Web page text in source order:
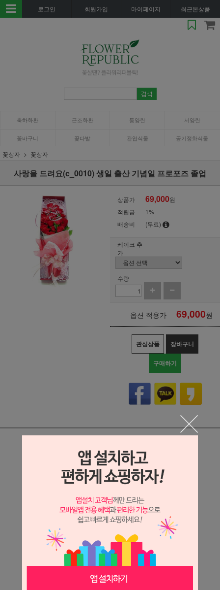
로그인 회원가입 마이페이지 최근본상품
축하화환 근조화환 동양란 서양란
꽃바구니 꽃다발 관엽식물 공기정화식물
꽃상자 꽃상자
사랑을 드려요(c_0010) 생일 출산 기념일 프로포즈 졸업
상품가 69,000원
적립금
1%
배송비
(무료)
케이크 추
가
수량
옵션 적용가 69,000원
관심상품 장바구니
구매하기
상세정보 새창 열기
상세 정보를 확대해 보실 수 있습니다.
※ 필독해주세요 ※
장미는 시세 변동에 따라 가격이 달라질 수 있으니